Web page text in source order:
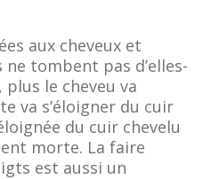
aux cheveux et
tombent pas d’elles-
plus le cheveu va
va s’éloigner du cuir
du cuir chevelu
morte. La faire
est aussi un